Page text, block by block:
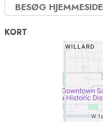
BESØG HJEMMESIDE
KORT